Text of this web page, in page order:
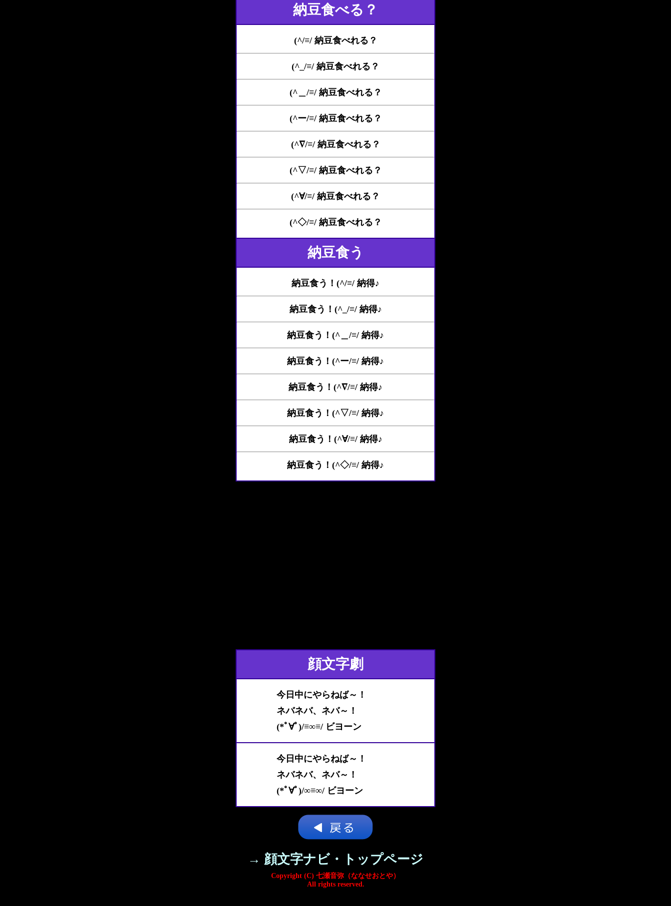
納豆食べる？
(^/≡/ 納豆食べれる？
(^_/≡/ 納豆食べれる？
(^＿/≡/ 納豆食べれる？
(^ー/≡/ 納豆食べれる？
(^∇/≡/ 納豆食べれる？
(^▽/≡/ 納豆食べれる？
(^∀/≡/ 納豆食べれる？
(^◇/≡/ 納豆食べれる？
納豆食う
納豆食う！(^/≡/ 納得♪
納豆食う！(^_/≡/ 納得♪
納豆食う！(^＿/≡/ 納得♪
納豆食う！(^ー/≡/ 納得♪
納豆食う！(^∇/≡/ 納得♪
納豆食う！(^▽/≡/ 納得♪
納豆食う！(^∀/≡/ 納得♪
納豆食う！(^◇/≡/ 納得♪
顔文字劇
今日中にやらねば～！
ネバネバ、ネバ～！
(*ﾟ∀ﾟ)/≡∞≡/ ビヨーン
今日中にやらねば～！
ネバネバ、ネバ～！
(*ﾟ∀ﾟ)/∞≡∞/ ビヨーン
→ 顔文字ナビ・トップページ
Copyright (C) 七瀬音弥（ななせおとや）
All rights reserved.